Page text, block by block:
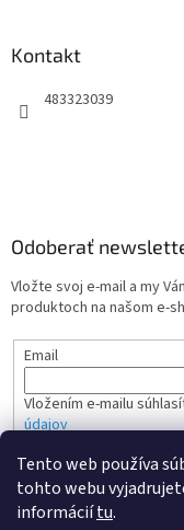
Tento web používa
tohto webu
informáciítu.
Kontakt
483323039
Odoberať
Vložte svoj e-mail a my
produktoch na našom e-
Email
Vložením e-mailu
údajov
PRIHLÁSIŤ SA